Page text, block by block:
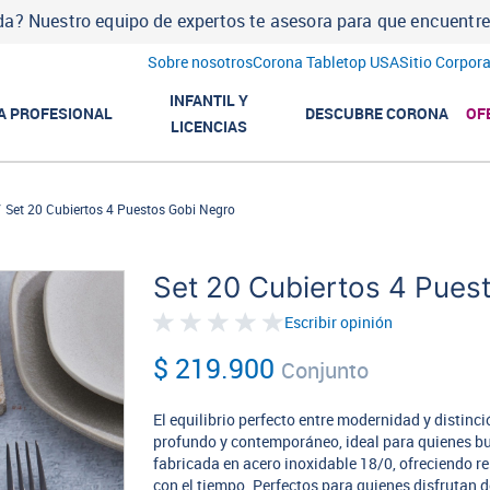
Nuestro equipo de expertos te asesora para que
Sobre nosotrosCorona Tabletop USASitio
PROFESIONAL
INFANTIL Y
LICENCIAS
DESCUBRE CORONA
Set 20 Cubiertos 4 Puestos Gobi Negro
Set 20 Cubiertos 4
Escribir opinión
$ 219.900 Conjunto
El equilibrio perfecto entre modernidad y
profundo y contemporáneo, ideal para quienes
fabricada en acero inoxidable 18/0, ofreciendo
con el tiempo. Perfectos para quienes disfrutan